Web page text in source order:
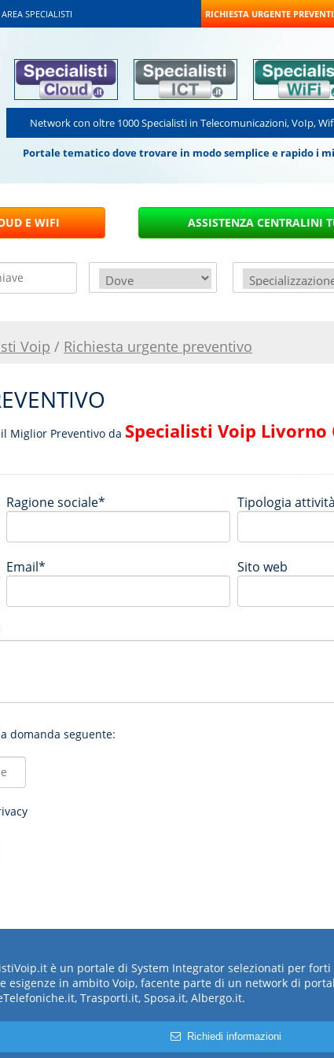
AREA SPECIALISTI RICHIESTA URGENTE
Network con oltre 1000 Specialisti in Telecomunicazioni, VoIp,
Portale tematico dove trovare in modo semplice e rapido i
Voip / Richiesta urgente preventivo
Miglior Preventivo da Specialisti Voip Livorno
Ragione sociale* Tipologia attività
Email* Sito web
domanda seguente:
è un portale di System Integrator selezionati per
esigenze in ambito Voip, facente parte di un network di
Trasporti.it, Sposa.it, Albergo.it.
Richiedi informazioni